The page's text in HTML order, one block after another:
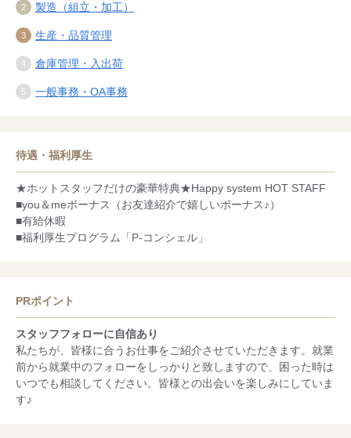
製造（組立・加工）
生産・品質管理
倉庫管理・入出荷
一般事務・OA事務
待遇・福利厚生
★ホットスタッフだけの豪華特典★Happy system HOT STAFF
■you＆meボーナス（お友達紹介で嬉しいボーナス♪）
■有給休暇
■福利厚生プログラム「P-コンシェル」
PRポイント
スタッフフォローに自信あり
私たちが、皆様に合うお仕事をご紹介させていただきます。就業
前から就業中のフォローをしっかりと致しますので、困った時は
いつでも相談してください。皆様との出会いを楽しみにしていま
す♪